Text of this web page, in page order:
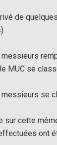
de
MUC se
messieurs se
sur cette
ont